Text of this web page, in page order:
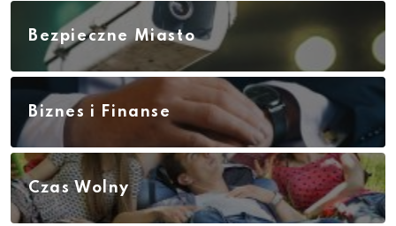
Bezpieczne Miasto
Biznes i Finanse
Czas Wolny